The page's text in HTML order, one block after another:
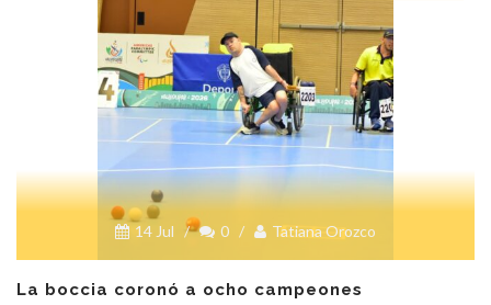
14 Jul / 0 / Tatiana Orozco
La boccia coronó a ocho campeones